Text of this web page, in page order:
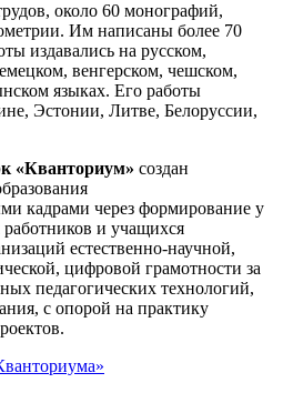
около 60 монографий,
Им написаны более 70
издавались на русском,
венгерском, чешском,
языках. Его работы
Эстонии, Литве, Белоруссии,
«Кванториум» создан
кадрами через формирование у
работников и учащихся
естественно-научной,
цифровой грамотности за
педагогических технологий,
с опорой на практику